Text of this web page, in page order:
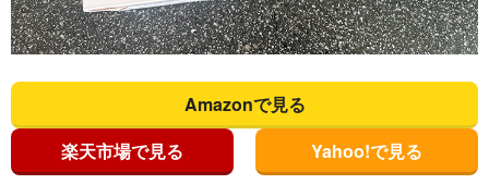
Amazonで見る
楽天市場で見る
Yahoo!で見る